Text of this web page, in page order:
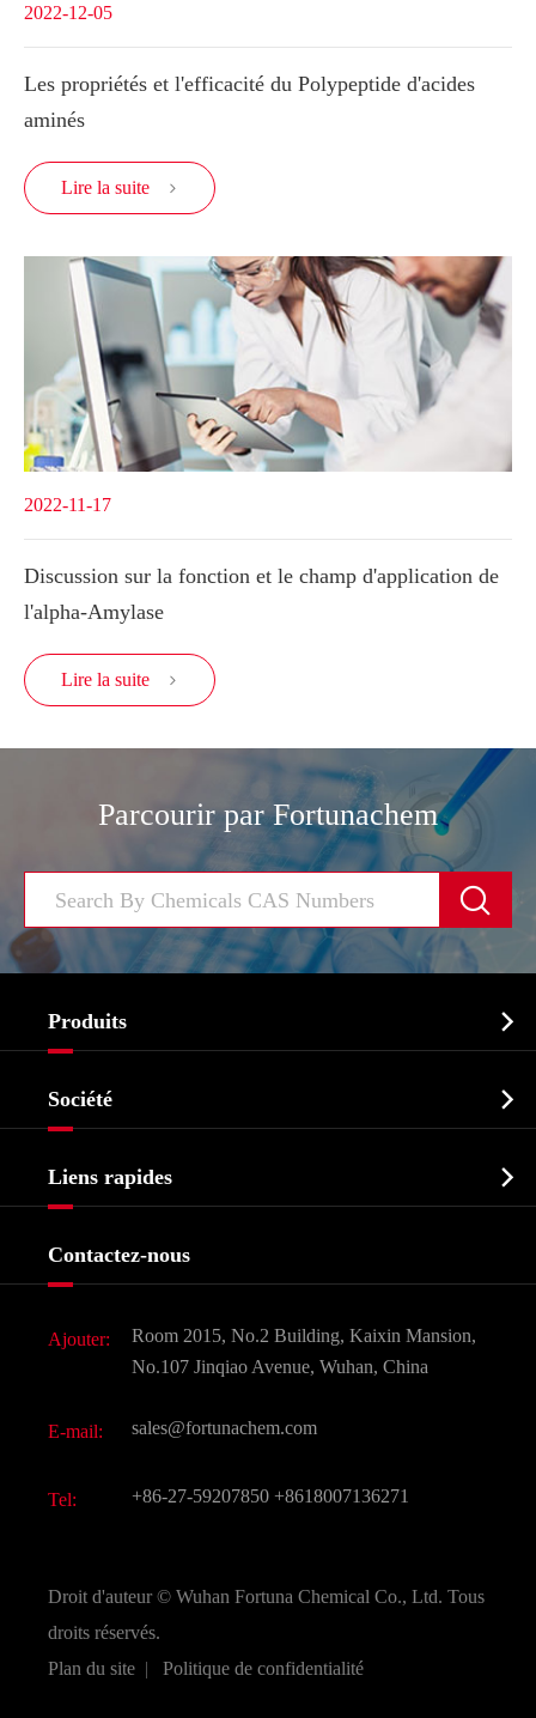
2022-12-05
Les propriétés et l'efficacité du Polypeptide d'acides
aminés
Lire la suite 
2022-11-17
Discussion sur la fonction et le champ d'application de
l'alpha-Amylase
Lire la suite 
Parcourir par Fortunachem

Produits 
Biochimique
Produits agrochimiques et intermédiaires
Ingrédients cosmétiques
Saveurs et parfums
CAS chimiques
Société 
Histoire de l'entreprise
Liens rapides 
Contactez-nous
Ajouter:
Room 2015, No.2 Building, Kaixin Mansion,
No.107 Jinqiao Avenue, Wuhan, China
E-mail: sales@fortunachem.com
Tel: +86-27-59207850 +8618007136271
Droit d'auteur © Wuhan Fortuna Chemical Co., Ltd. Tous
droits réservés.
Plan du site | Politique de confidentialité